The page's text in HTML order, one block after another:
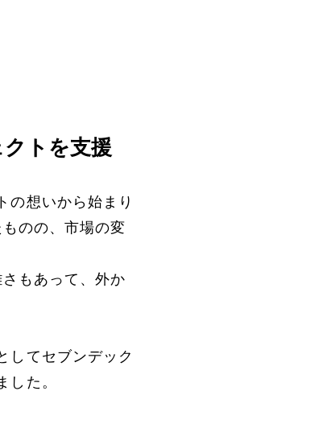
トを支援
の想いから始まり
のの、市場の変
もあって、外か
してセブンデック
た。